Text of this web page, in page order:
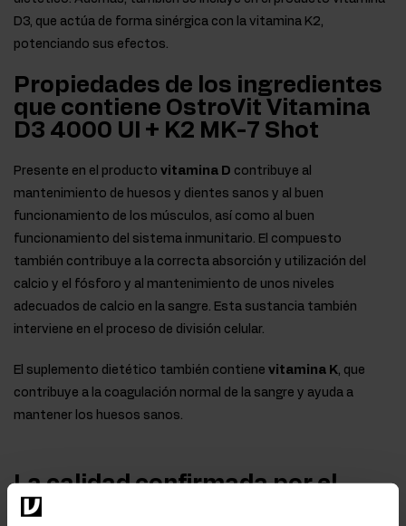
D3, que actúa de forma sinérgica con la vitamina K2,
potenciando sus efectos.
Propiedades de los ingredientes
que contiene OstroVit Vitamina
D3 4000 UI + K2 MK-7 Shot
Presente en el producto vitamina D contribuye al
mantenimiento de huesos y dientes sanos y al buen
funcionamiento de los músculos, así como al buen
funcionamiento del sistema inmunitario. El compuesto
también contribuye a la correcta absorción y utilización del
calcio y el fósforo y al mantenimiento de unos niveles
adecuados de calcio en la sangre. Esta sustancia también
interviene en el proceso de división celular.
El suplemento dietético también contiene vitamina K, que
contribuye a la coagulación normal de la sangre y ayuda a
mantener los huesos sanos.
La calidad confirmada por el
laboratorio